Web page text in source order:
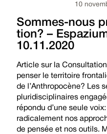
Sommes-nous
tion? –
10.11.2020
10
Article sur la
penser le territoire
de l’Anthropocène? Les
pluridisciplinaires
répondu d’une seule
radicalement nos
de pensée et nos outils.